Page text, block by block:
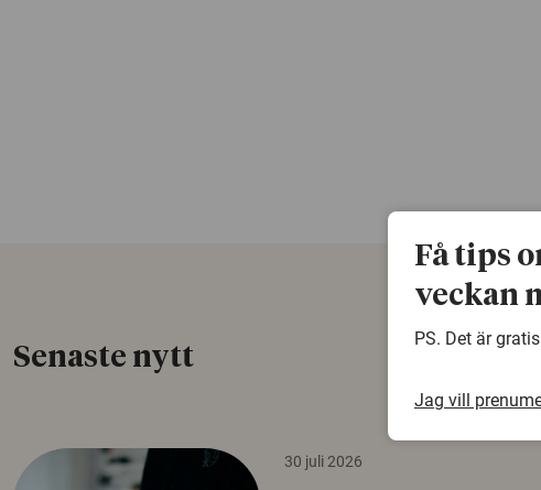
Senaste nytt
30 juli 2026
Få tips
veckan
PS. Det är
Jag vill